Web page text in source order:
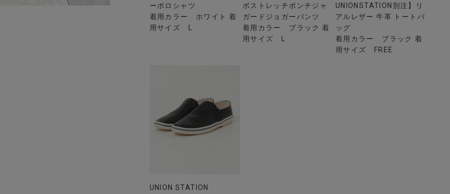
ーポロシャツ
着用カラー ホワイト 着
用サイズ L
ボストレッチポンチジャ
ガードジョガーパンツ
着用カラー ブラック 着
用サイズ L
UNIONSTATION別注】リ
アルレザー 牛革 トートバ
ッグ
着用カラー ブラック 着
用サイズ FREE
UNION STATION